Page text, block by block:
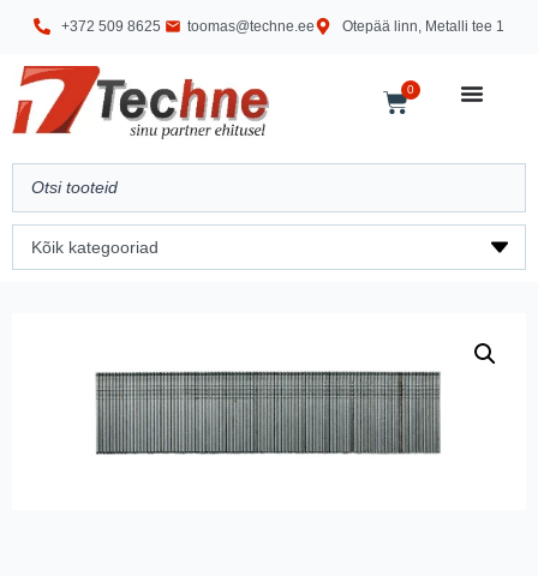
+372 509 8625 toomas@techne.ee Otepää linn, Metalli tee 1
0